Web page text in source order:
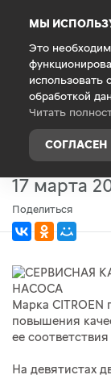
МЫ
Это
использовать
обработкой
Читать
СОГЛАСЕН
Главная О
НАСОСА
17 марта
Поделиться
Марка
повышения
ее
На девятистах